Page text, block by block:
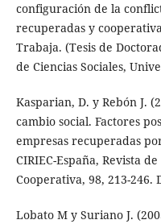
configuración de la
recuperadas y
Trabaja. (Tesis de
de Ciencias Sociales,
Kasparian, D. y Rebón J.
cambio social. Factores
empresas recuperadas
CIRIEC-España, Revista
Cooperativa, 98, 213-246.
Lobato M y Suriano J.